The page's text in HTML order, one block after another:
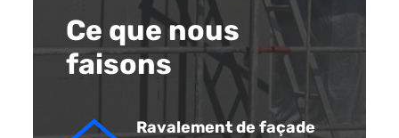
Ce que nous
faisons
Ravalement de façade